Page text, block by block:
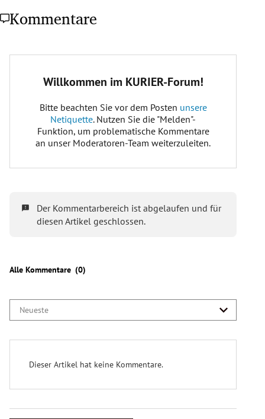
Kommentare